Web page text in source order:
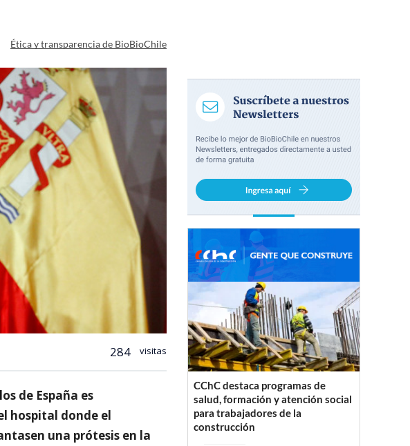
Ética y transparencia de BioBioChile
284 visitas
de España es
hospital donde el
una prótesis en la
CChC destaca programas de
salud, formación y atención social
para trabajadores de la
construcción